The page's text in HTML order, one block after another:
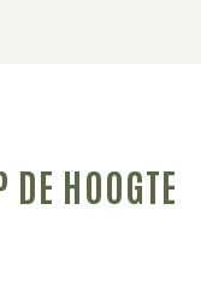
HOOGTE